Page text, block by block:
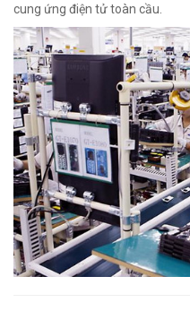
cung ứng điện tử toàn cầu.